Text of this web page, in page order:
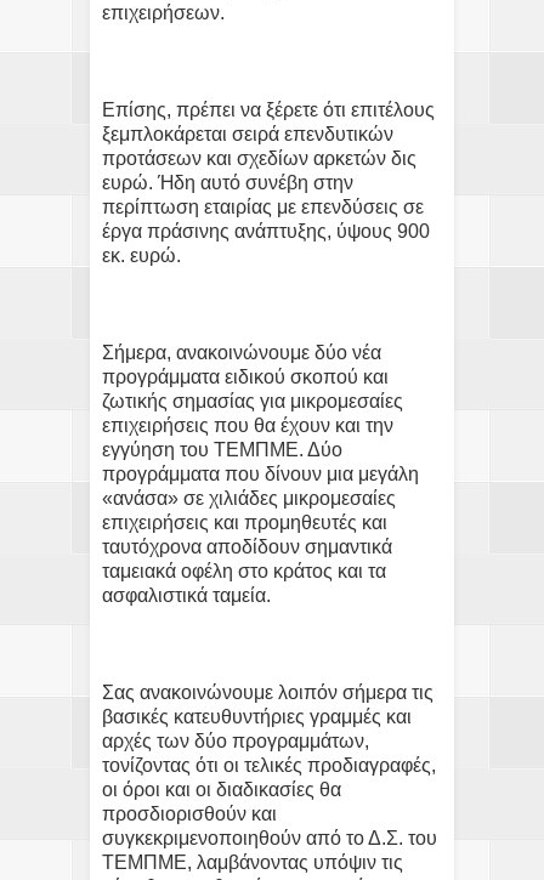
επιχειρήσεων.
Επίσης, πρέπει να ξέρετε ότι επιτέλους
ξεμπλοκάρεται σειρά επενδυτικών
προτάσεων και σχεδίων αρκετών δις
ευρώ. Ήδη αυτό συνέβη στην
περίπτωση εταιρίας με επενδύσεις σε
έργα πράσινης ανάπτυξης, ύψους 900
εκ. ευρώ.
Σήμερα, ανακοινώνουμε δύο νέα
προγράμματα ειδικού σκοπού και
ζωτικής σημασίας για μικρομεσαίες
επιχειρήσεις που θα έχουν και την
εγγύηση του ΤΕΜΠΜΕ. Δύο
προγράμματα που δίνουν μια μεγάλη
«ανάσα» σε χιλιάδες μικρομεσαίες
επιχειρήσεις και προμηθευτές και
ταυτόχρονα αποδίδουν σημαντικά
ταμειακά οφέλη στο κράτος και τα
ασφαλιστικά ταμεία.
Σας ανακοινώνουμε λοιπόν σήμερα τις
βασικές κατευθυντήριες γραμμές και
αρχές των δύο προγραμμάτων,
τονίζοντας ότι οι τελικές προδιαγραφές,
οι όροι και οι διαδικασίες θα
προσδιορισθούν και
συγκεκριμενοποιηθούν από το Δ.Σ. του
ΤΕΜΠΜΕ, λαμβάνοντας υπόψιν τις